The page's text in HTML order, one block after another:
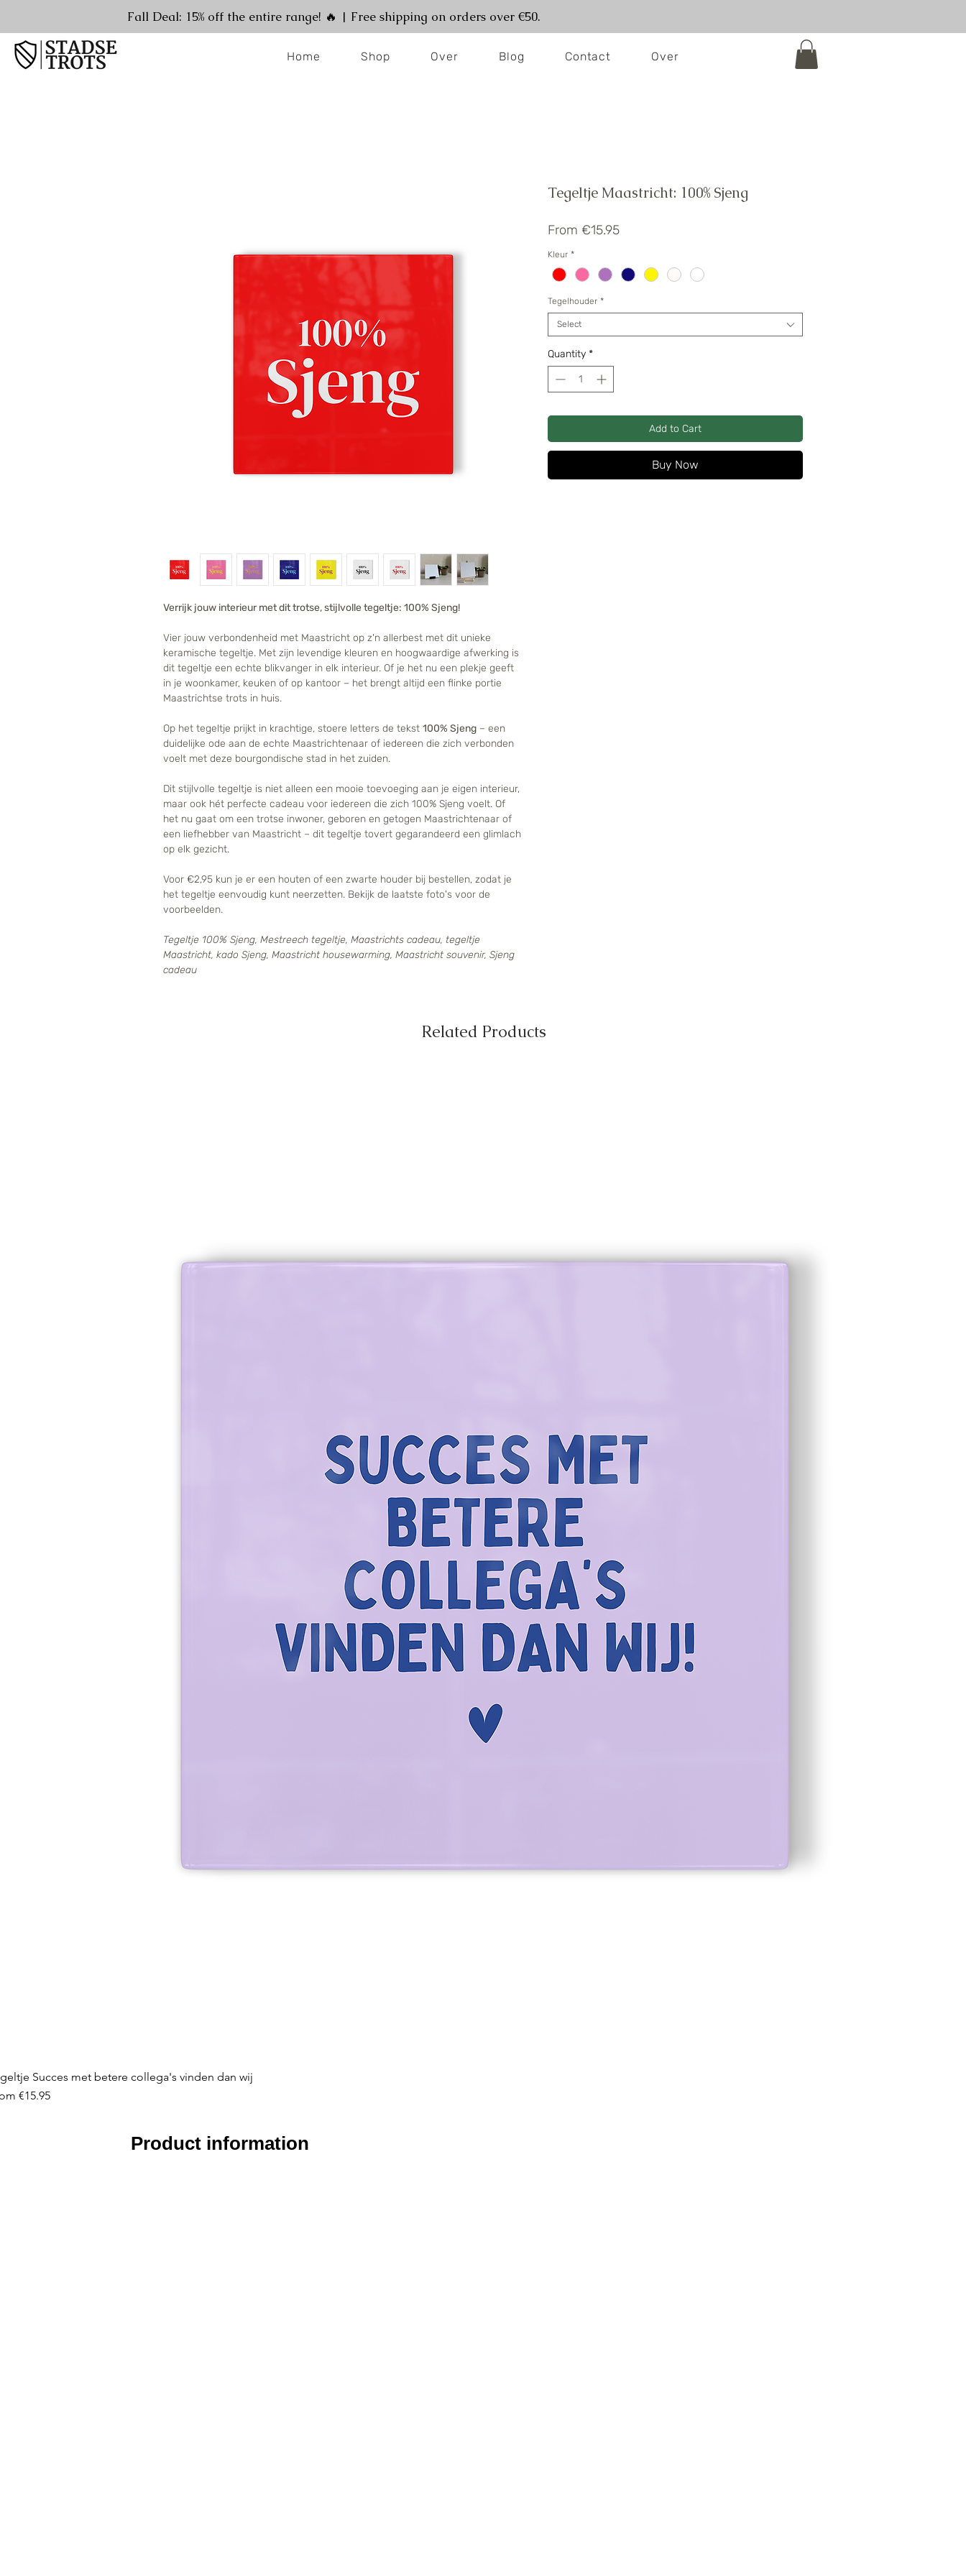
Fall Deal: 15% off the entire range! 🔥 | Free shipping on orders over €50.
Home Shop Over Blog Contact Over
Verrijk jouw interieur met dit trotse, stijlvolle tegeltje: 100% Sjeng!
Vier jouw verbondenheid met Maastricht op z'n allerbest met dit unieke
keramische tegeltje. Met zijn levendige kleuren en hoogwaardige afwerking is
dit tegeltje een echte blikvanger in elk interieur. Of je het nu een plekje geeft
in je woonkamer, keuken of op kantoor – het brengt altijd een flinke portie
Maastrichtse trots in huis.
Op het tegeltje prijkt in krachtige, stoere letters de tekst 100% Sjeng – een
duidelijke ode aan de echte Maastrichtenaar of iedereen die zich verbonden
voelt met deze bourgondische stad in het zuiden.
Dit stijlvolle tegeltje is niet alleen een mooie toevoeging aan je eigen interieur,
maar ook hét perfecte cadeau voor iedereen die zich 100% Sjeng voelt. Of
het nu gaat om een trotse inwoner, geboren en getogen Maastrichtenaar of
een liefhebber van Maastricht – dit tegeltje tovert gegarandeerd een glimlach
op elk gezicht.
Voor €2,95 kun je er een houten of een zwarte houder bij bestellen, zodat je
het tegeltje eenvoudig kunt neerzetten. Bekijk de laatste foto's voor de
voorbeelden.
Tegeltje 100% Sjeng, Mestreech tegeltje, Maastrichts cadeau, tegeltje
Maastricht, kado Sjeng, Maastricht housewarming, Maastricht souvenir, Sjeng
cadeau
Tegeltje Maastricht: 100% Sjeng
From €15.95Sale
Kleur *
Tegelhouder *
Select
Quantity *
Add to Cart
Buy Now
Related Products
Succes met betere collega's vinden dan wij
€15.95
Price
Product information